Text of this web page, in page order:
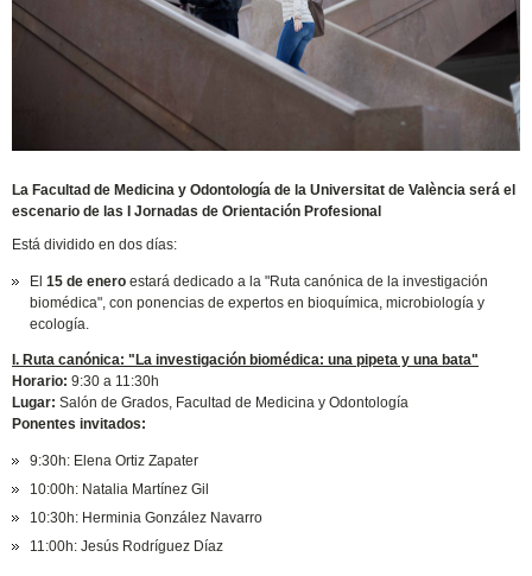
La Facultad de Medicina y Odontología de la Universitat de València será el
escenario de las I Jornadas de Orientación Profesional
Está dividido en dos días:
El15 de enero estará dedicado a la "Ruta canónica de la investigación
biomédica", con ponencias de expertos en bioquímica, microbiología y
ecología.
I. Ruta canónica: "La investigación biomédica: una pipeta y una bata"
Horario: 9:30 a 11:30h
Lugar: Salón de Grados, Facultad de Medicina y Odontología
Ponentes invitados:
9:30h: Elena Ortiz Zapater
10:00h: Natalia Martínez Gil
10:30h: Herminia González Navarro
11:00h: Jesús Rodríguez Díaz